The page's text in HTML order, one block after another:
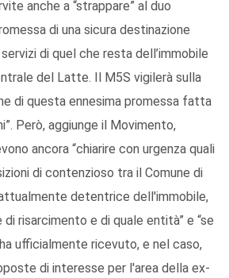
anche a “strappare” al duo
di una sicura destinazione
di quel che resta dell’immobile
del Latte. Il M5S vigilerà sulla
di questa ennesima promessa fatta
Però, aggiunge il Movimento,
ancora “chiarire con urgenza quali
di contenzioso tra il Comune di
detentrice dell'immobile,
risarcimento e di quale entità” e “se
ufficialmente ricevuto, e nel caso,
di interesse per l'area della ex-